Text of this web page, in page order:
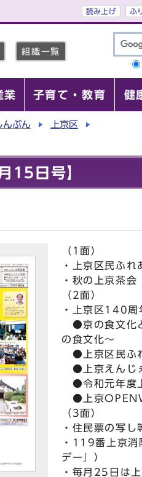
読み上げ ふ
組織一覧
業 子育て・教育 健
んぶん
上京区
15日号】
（1面）
・上京区民ふ
・秋の上京茶会
（2面）
・上京区140周
●京の食文化
の食文化～
●上京区民ふ
●上京えんじ
●令和元年度
●上京
（3面）
・住民票の写
・119番上京
デー』）
・毎月25日は